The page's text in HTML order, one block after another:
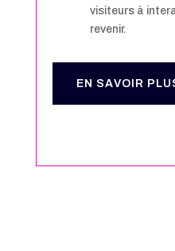
visiteurs à
revenir.
EN SAVOIR